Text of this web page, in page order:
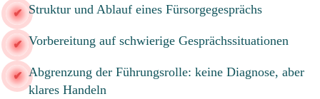
Struktur und Ablauf eines Fürsorgegesprächs
Vorbereitung auf schwierige Gesprächssituationen
Abgrenzung der Führungsrolle: keine Diagnose, aber
klares Handeln